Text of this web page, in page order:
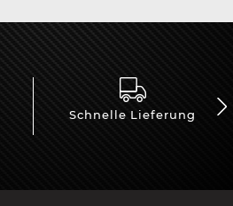
Schnelle Lieferung